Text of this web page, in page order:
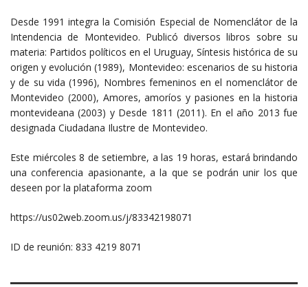
Desde 1991 integra la Comisión Especial de Nomenclátor de la
Intendencia de Montevideo. Publicó diversos libros sobre su
materia: Partidos políticos en el Uruguay, Síntesis histórica de su
origen y evolución (1989), Montevideo: escenarios de su historia
y de su vida (1996), Nombres femeninos en el nomenclátor de
Montevideo (2000), Amores, amoríos y pasiones en la historia
montevideana (2003) y Desde 1811 (2011). En el año 2013 fue
designada Ciudadana Ilustre de Montevideo.
Este miércoles 8 de setiembre, a las 19 horas, estará brindando
una conferencia apasionante, a la que se podrán unir los que
deseen por la plataforma zoom
https://us02web.zoom.us/j/83342198071
ID de reunión: 833 4219 8071